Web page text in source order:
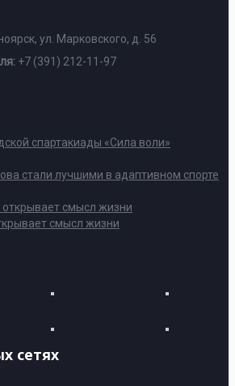
ул. Марковского, д. 56
+7 (391) 212-11-97
спартакиады «Сила воли»
стали лучшими в адаптивном спорте
смысл жизни
сетях